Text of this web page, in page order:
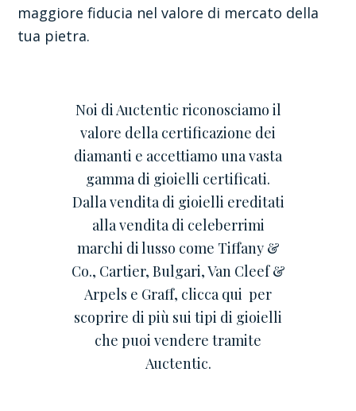
maggiore fiducia nel valore di mercato della
tua pietra.
Noi di Auctentic riconosciamo il
valore della certificazione dei
diamanti e accettiamo una vasta
gamma di gioielli certificati.
Dalla vendita di gioielli ereditati
alla vendita di celeberrimi
marchi di lusso come Tiffany &
Co., Cartier, Bulgari, Van Cleef &
Arpels e Graff, clicca qui per
scoprire di più sui tipi di gioielli
che puoi vendere tramite
Auctentic.